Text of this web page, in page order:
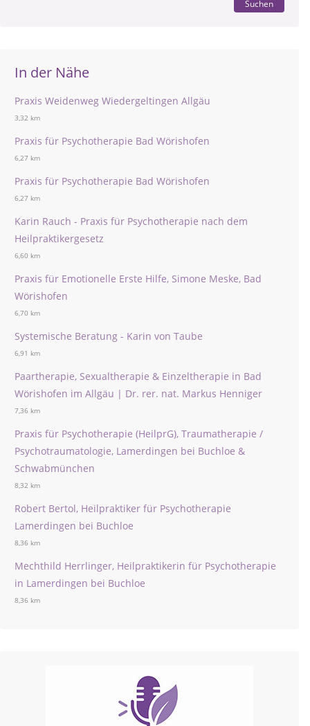
Suchen
In der Nähe
Praxis Weidenweg Wiedergeltingen Allgäu
3,32 km
Praxis für Psychotherapie Bad Wörishofen
6,27 km
Praxis für Psychotherapie Bad Wörishofen
6,27 km
Karin Rauch - Praxis für Psychotherapie nach dem
Heilpraktikergesetz
6,60 km
Praxis für Emotionelle Erste Hilfe, Simone Meske, Bad
Wörishofen
6,70 km
Systemische Beratung - Karin von Taube
6,91 km
Paartherapie, Sexualtherapie & Einzeltherapie in Bad
Wörishofen im Allgäu | Dr. rer. nat. Markus Henniger
7,36 km
Praxis für Psychotherapie (HeilprG), Traumatherapie /
Psychotraumatologie, Lamerdingen bei Buchloe &
Schwabmünchen
8,32 km
Robert Bertol, Heilpraktiker für Psychotherapie
Lamerdingen bei Buchloe
8,36 km
Mechthild Herrlinger, Heilpraktikerin für Psychotherapie
in Lamerdingen bei Buchloe
8,36 km